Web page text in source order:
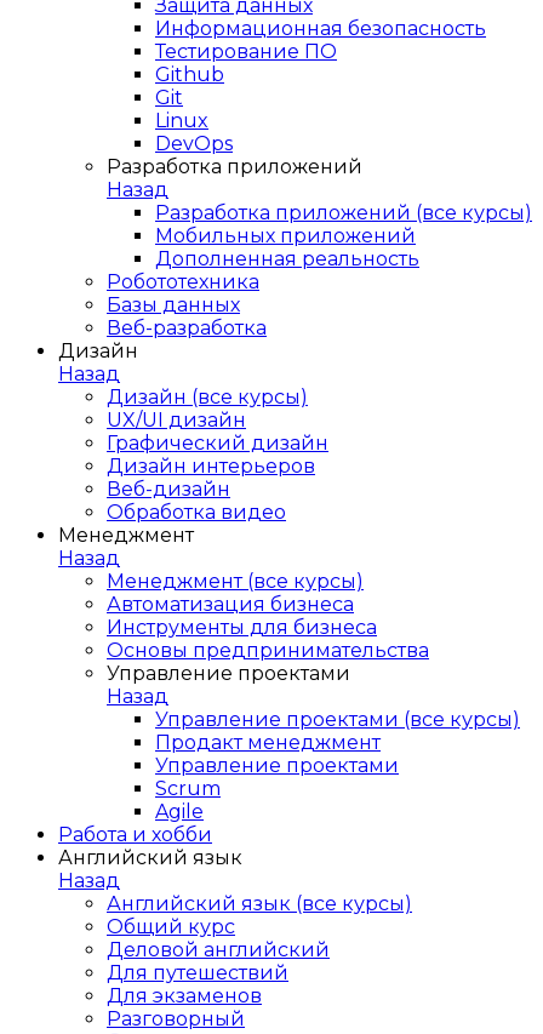
Защита данных
Информационная безопасность
Тестирование ПО
Github
Git
Linux
DevOps
Разработка приложений
Назад
Разработка приложений (все курсы)
Мобильных приложений
Дополненная реальность
Робототехника
Базы данных
Веб-разработка
Дизайн
Назад
Дизайн (все курсы)
UX/UI дизайн
Графический дизайн
Дизайн интерьеров
Веб-дизайн
Обработка видео
Менеджмент
Назад
Менеджмент (все курсы)
Автоматизация бизнеса
Инструменты для бизнеса
Основы предпринимательства
Управление проектами
Назад
Управление проектами (все курсы)
Продакт менеджмент
Управление проектами
Scrum
Agile
Работа и хобби
Английский язык
Назад
Английский язык (все курсы)
Общий курс
Деловой английский
Для путешествий
Для экзаменов
Разговорный